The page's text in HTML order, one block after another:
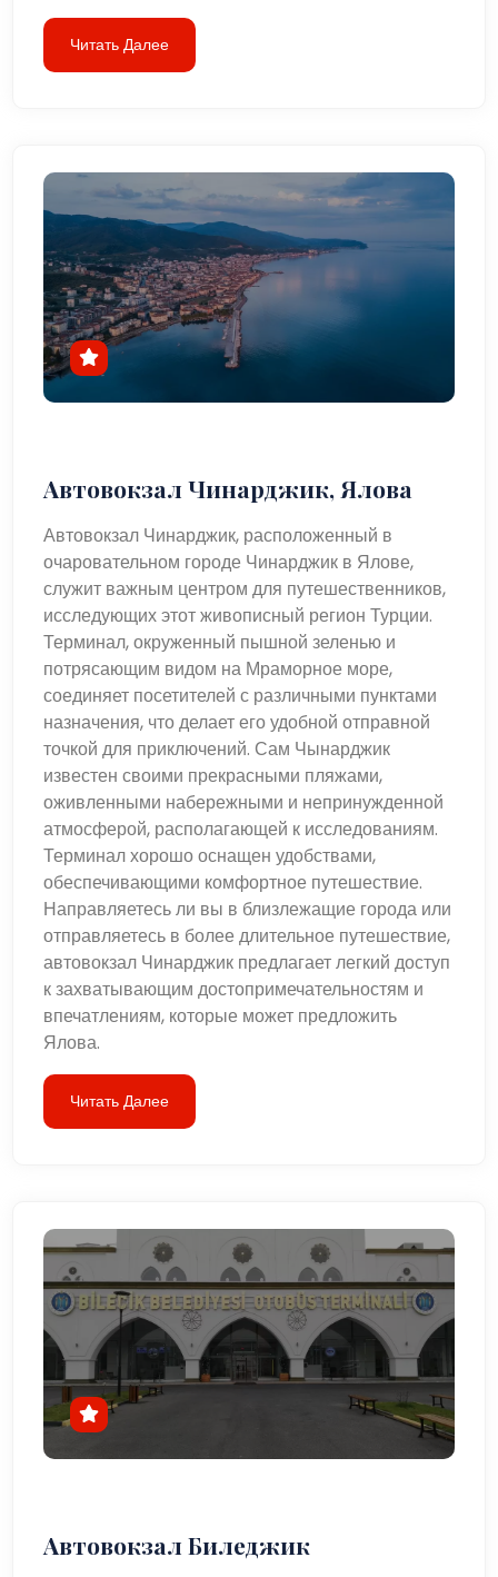
Читать Далее
Автовокзал Чинарджик, Ялова
Автовокзал Чинарджик, расположенный в
очаровательном городе Чинарджик в Ялове,
служит важным центром для путешественников,
исследующих этот живописный регион Турции.
Терминал, окруженный пышной зеленью и
потрясающим видом на Мраморное море,
соединяет посетителей с различными пунктами
назначения, что делает его удобной отправной
точкой для приключений. Сам Чынарджик
известен своими прекрасными пляжами,
оживленными набережными и непринужденной
атмосферой, располагающей к исследованиям.
Терминал хорошо оснащен удобствами,
обеспечивающими комфортное путешествие.
Направляетесь ли вы в близлежащие города или
отправляетесь в более длительное путешествие,
автовокзал Чинарджик предлагает легкий доступ
к захватывающим достопримечательностям и
впечатлениям, которые может предложить
Ялова.
Читать Далее
Автовокзал Биледжик